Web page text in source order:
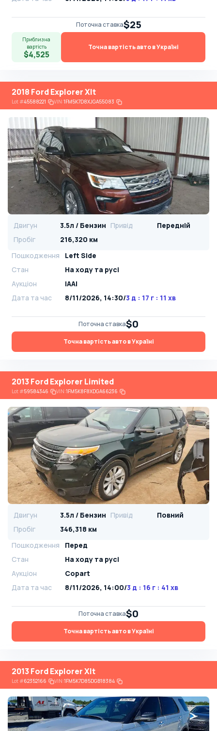
Поточна ставка$25
Приблизна
вартість
$4,525
Точна вартість авто в Україні
2018 Ford Explorer Xlt
Lot#45588221 VIN:1FM5K7D8XJGA55083
Двигун 3.5л / Бензин Привід
Передній
Пробіг
216,320 км
Пошкодження
Left Side
Стан
На ​​ходу та русі
Аукціон
IAAI
Дата та час
8/11/2026, 14:30/3 д : 17 г : 11 хв
Поточна ставка$0
Точна вартість авто в Україні
2013 Ford Explorer Limited
Lot#59584346 VIN:1FM5K8F8XDGA66236
Двигун 3.5л / Бензин Привід
Повний
Пробіг
346,318 км
Пошкодження
Перед
Стан
На ​​ходу та русі
Аукціон
Copart
Дата та час
8/11/2026, 14:00/3 д : 16 г : 41 хв
Поточна ставка$0
Точна вартість авто в Україні
2013 Ford Explorer Xlt
Lot#62352166 VIN:1FM5K7D85DGB18384